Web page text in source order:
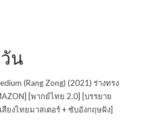
น
(Rang Zong) (2021) ร่างทรง
[พากย์ไทย 2.0] [บรรยาย
สียงไทยมาสเตอร์ + ซับอังกฤษฝัง]